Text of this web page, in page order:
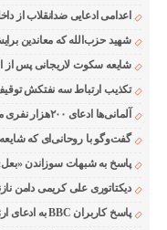
اعدامی ادعایی ضدانقلاب از
شهید حزب‌الله که معاندین
شایعه سکوت لاریجانی پس از
تکذیب ارتباط سه نفتکش
آلمانی‌ها ادعای ۲۰۰هزار نفری مونیخ را زیر سوال بردند
گفت‌وگو با روحانی‌ای که
پاسخ به شبهات سوزاندن
دیکتاتوری علی کریمی دامن
پاسخ کاربران BBC به ادعای ارژنگ امیرفضلی